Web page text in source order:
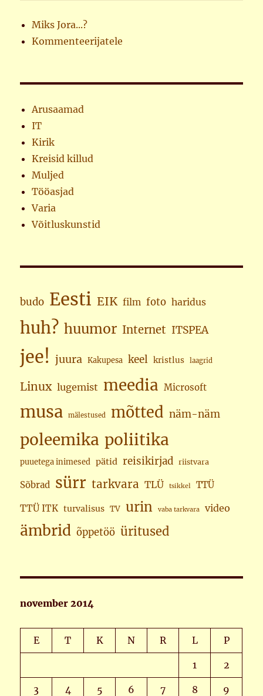
Miks Jora...?
Kommenteerijatele
Arusaamad
IT
Kirik
Kreisid killud
Muljed
Tööasjad
Varia
Võitluskunstid
budo Eesti EIK film foto haridus
huh? huumor Internet ITSPEA
jee! juura Kakupesa keel kristlus laagrid
Linux lugemist meedia Microsoft
musa mälestused mõtted näm-näm
poleemika poliitika
puuetega inimesed pätid reisikirjad riistvara
Sõbrad sürr tarkvara TLÜ tsikkel TTÜ
TTÜ ITK turvalisus TV urin vaba tarkvara video
ämbrid õppetöö üritused
november 2014
E T K N R L P
1 2
3 4 5 6 7 8 9